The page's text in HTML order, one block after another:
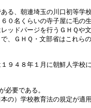
、朝連埼玉の川口初等学
０名くらいの寺子屋に毛の
ッドパージを行うＧＨＱや
、ＧＨＱ・文部省はこれら
４８年１月に朝鮮人学校
要である。
）学校教育法の規定が適